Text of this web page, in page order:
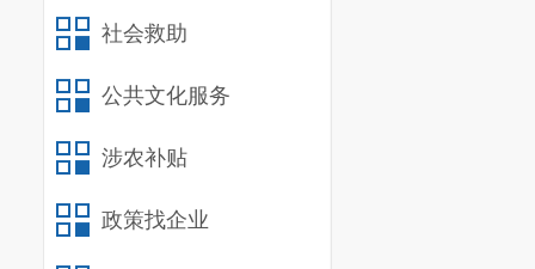
社会救助
公共文化服务
涉农补贴
政策找企业